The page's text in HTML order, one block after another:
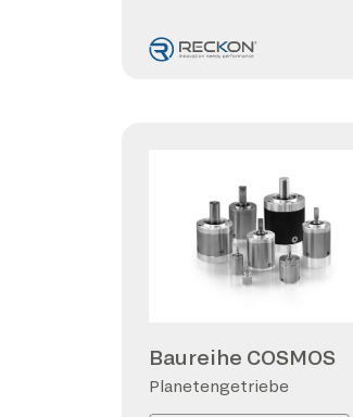
Baureihe COSMOS
Planetengetriebe